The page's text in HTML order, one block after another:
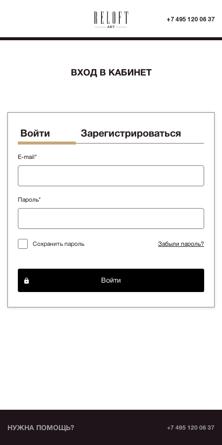
+7 495 120 06 37
ВХОД В КАБИНЕТ
Войти Зарегистрироваться
E-mail*
Пароль*
Сохранить пароль Забыли пароль?
Войти
НУЖНА ПОМОЩЬ? +7 495 120 06 37